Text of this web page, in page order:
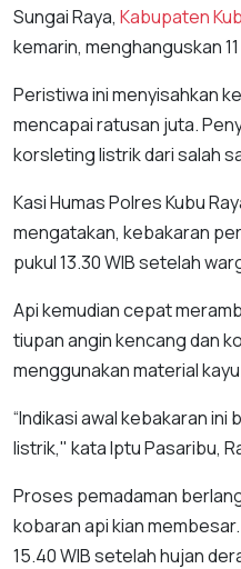
Sungai Raya, Kabupaten
kemarin, menghanguskan
Peristiwa ini menyisahkan
mencapai ratusan juta.
korsleting listrik dari salah
Kasi Humas Polres Kubu
mengatakan, kebakaran
pukul 13.30 WIB setelah
Api kemudian cepat
tiupan angin kencang dan
menggunakan material
“Indikasi awal kebakaran
listrik," kata Iptu Pasaribu,
Proses pemadaman
kobaran api kian
15.40 WIB setelah hujan